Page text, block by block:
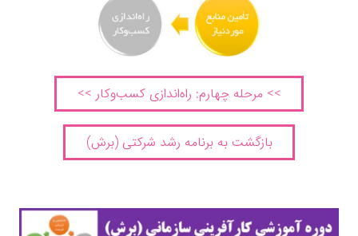
>> مرحله چهارم: راه‌اندازی کسب‌وکار >>
بازگشت به برنامه رشد شرکتی (برش)